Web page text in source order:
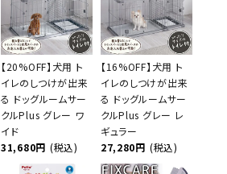
【20%OFF】犬用 ト
イレのしつけが出来
る ドッグルームサー
クルPlus グレー ワ
イド
31,680円 (税込)
【16%OFF】犬用 ト
イレのしつけが出来
る ドッグルームサー
クルPlus グレー レ
ギュラー
27,280円 (税込)